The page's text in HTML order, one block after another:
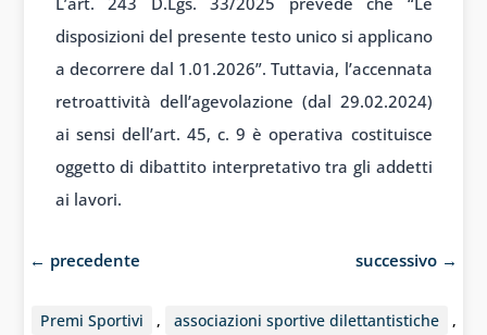
disposizioni del presente testo unico si applicano
a decorrere dal 1.01.2026”. Tuttavia, l’accennata
retroattività dell’agevolazione (dal 29.02.2024)
ai sensi dell’art. 45, c. 9 è operativa costituisce
oggetto di dibattito interpretativo tra gli addetti
ai lavori.
← precedente successivo →
Premi Sportivi , associazioni sportive dilettantistiche
,